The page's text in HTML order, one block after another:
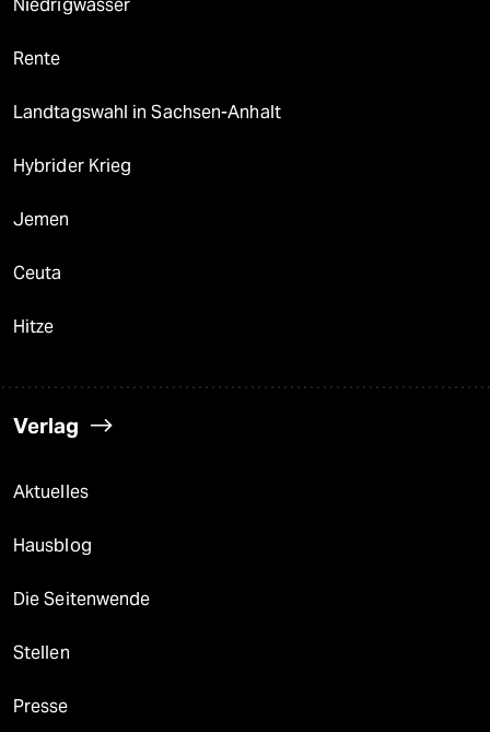
Niedrigwasser
Rente
Landtagswahl in Sachsen-Anhalt
Hybrider Krieg
Jemen
Ceuta
Hitze
Verlag
Aktuelles
Hausblog
Die Seitenwende
Stellen
Presse